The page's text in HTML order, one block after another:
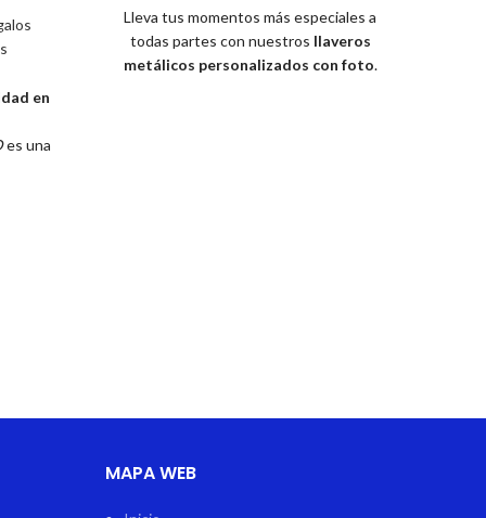
en
es una
Lleva tus momentos más especiales a
todas partes con nuestros llaveros
metálicos personalizados con foto.
MAPA WEB